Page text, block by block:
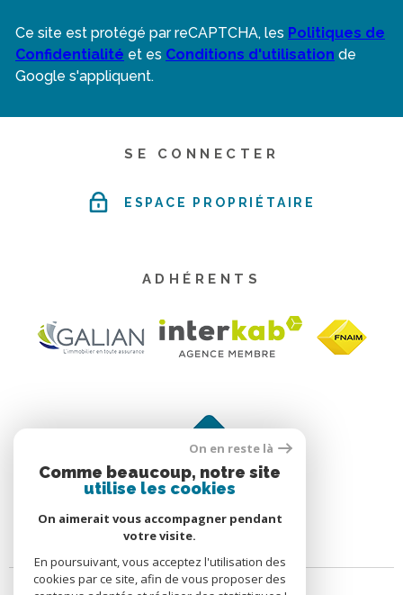
Ce site est protégé par reCAPTCHA, les Politiques de
Confidentialité et es Conditions d'utilisation de
Google s'appliquent.
SE CONNECTER
ESPACE PROPRIÉTAIRE
ADHÉRENTS
On en reste là
Comme beaucoup, notre site
utilise les cookies
On aimerait vous accompagner pendant
votre visite.
En poursuivant, vous acceptez l'utilisation des
cookies par ce site, afin de vous proposer des